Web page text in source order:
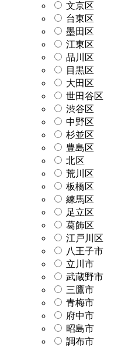
文京区
台東区
墨田区
江東区
品川区
目黒区
大田区
世田谷区
渋谷区
中野区
杉並区
豊島区
北区
荒川区
板橋区
練馬区
足立区
葛飾区
江戸川区
八王子市
立川市
武蔵野市
三鷹市
青梅市
府中市
昭島市
調布市